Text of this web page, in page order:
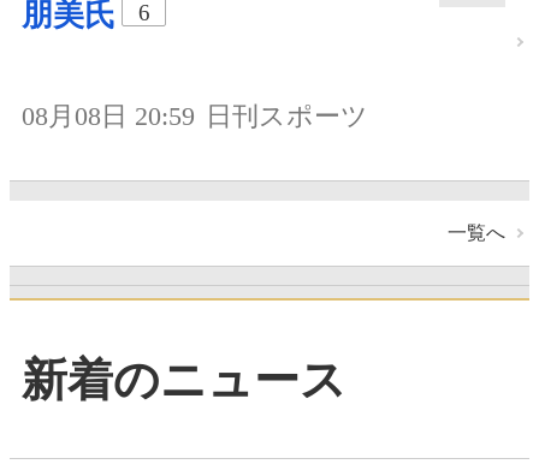
朋美氏
6
08月08日 20:59 日刊スポーツ
一覧へ
新着のニュース